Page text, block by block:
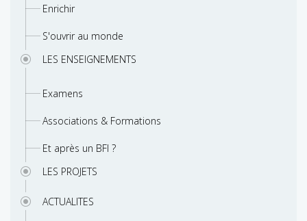
Enrichir
S'ouvrir au monde
LES ENSEIGNEMENTS
Examens
Associations & Formations
Et après un BFI ?
LES PROJETS
ACTUALITES